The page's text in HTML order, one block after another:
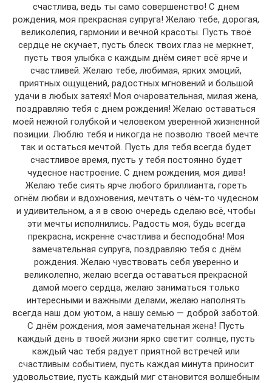
счастлива, ведь ты само совершенство! С днем
рождения, моя прекрасная супруга! Желаю тебе, дорогая,
великолепия, гармонии и вечной красоты. Пусть твоё
сердце не скучает, пусть блеск твоих глаз не меркнет,
пусть твоя улыбка с каждым днём сияет всё ярче и
счастливей. Желаю тебе, любимая, ярких эмоций,
приятных ощущений, радостных мгновений и большой
удачи в любых затеях! Моя очаровательная, милая жена,
поздравляю тебя с днем рождения! Желаю оставаться
моей нежной голубкой и человеком уверенной жизненной
позиции. Люблю тебя и никогда не позволю твоей мечте
так и остаться мечтой. Пусть для тебя всегда будет
счастливое время, пусть у тебя постоянно будет
чудесное настроение. С днем рождения, моя дива!
Желаю тебе сиять ярче любого бриллианта, гореть
огнём любви и вдохновения, мечтать о чём-то чудесном
и удивительном, а я в свою очередь сделаю всё, чтобы
эти мечты исполнились. Радость моя, будь всегда
прекрасна, искренне счастлива и бесподобна! Моя
замечательная супруга, поздравляю тебя с днём
рождения. Желаю чувствовать себя уверенно и
великолепно, желаю всегда оставаться прекрасной
дамой моего сердца, желаю заниматься только
интересными и важными делами, желаю наполнять
всегда наш дом уютом, а нашу семью — доброй заботой.
С днём рождения, моя замечательная жена! Пусть
каждый день в твоей жизни ярко светит солнце, пусть
каждый час тебя радует приятной встречей или
счастливым событием, пусть каждая минута приносит
удовольствие, пусть каждый миг становится волшебным